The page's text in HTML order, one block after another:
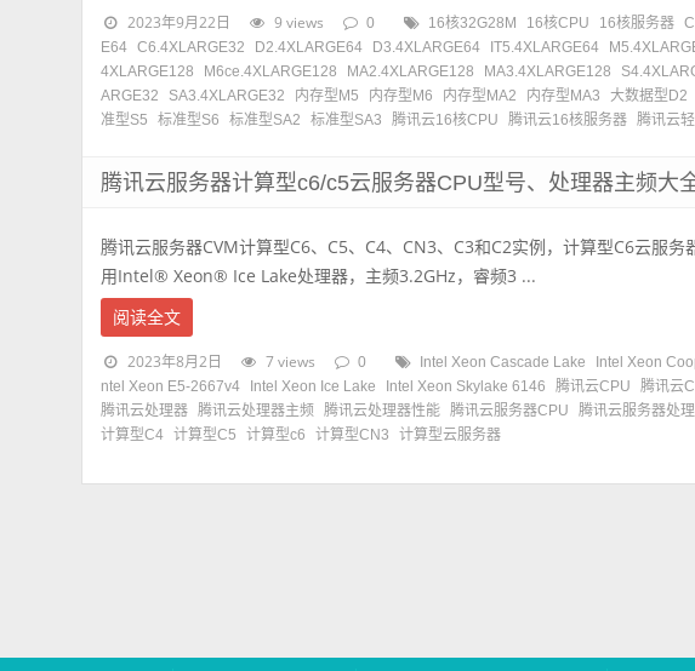
2023年9月22日 9 views 0 16核32G28M 16核CPU 16核服务器
E64 C6.4XLARGE32 D2.4XLARGE64 D3.4XLARGE64 IT5.4XLARGE64
4XLARGE128
M6ce.4XLARGE128 MA2.4XLARGE128 MA3.4XLARGE128
ARGE32
SA3.4XLARGE32 内存型M5 内存型M6 内存型MA2 内存型MA3 大数据型D2
准型S5
标准型S6 标准型SA2 标准型SA3 腾讯云16核CPU 腾讯云16核服务器 腾讯云
腾讯云服务器计算型c6/c5云服务器CPU型号、处理器主频大
腾讯云服务器CVM计算型C6、C5、C4、CN3、C3和C2实例，计算型C6云服务
用Intel® Xeon® Ice Lake处理器，主频3.2GHz，睿频3 ...
阅读全文
2023年8月2日 7 views 0 Intel Xeon Cascade Lake Intel Xeon
ntel Xeon E5-2667v4
Intel Xeon Ice Lake Intel Xeon Skylake 6146 腾讯云CPU
腾讯云
腾讯云处理器 腾讯云处理器主频 腾讯云处理器性能 腾讯云服务器CPU 腾讯云服务器处
计算型C4 计算型C5 计算型c6 计算型CN3 计算型云服务器